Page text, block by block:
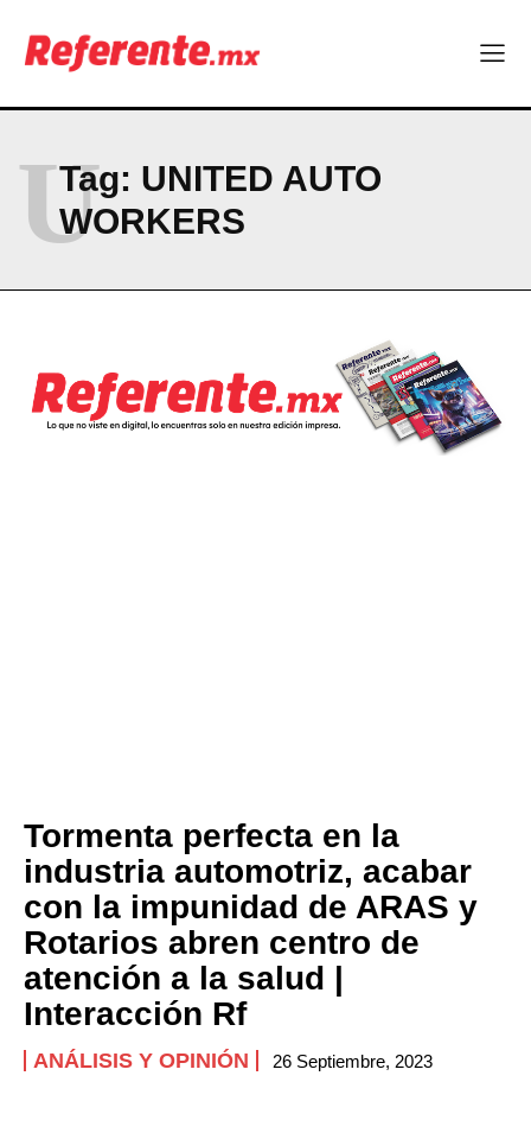
Tag: UNITED AUTO
WORKERS
U
Tormenta perfecta en la
industria automotriz, acabar
con la impunidad de ARAS y
Rotarios abren centro de
atención a la salud |
Interacción Rf
ANÁLISIS Y OPINIÓN 26 Septiembre, 2023